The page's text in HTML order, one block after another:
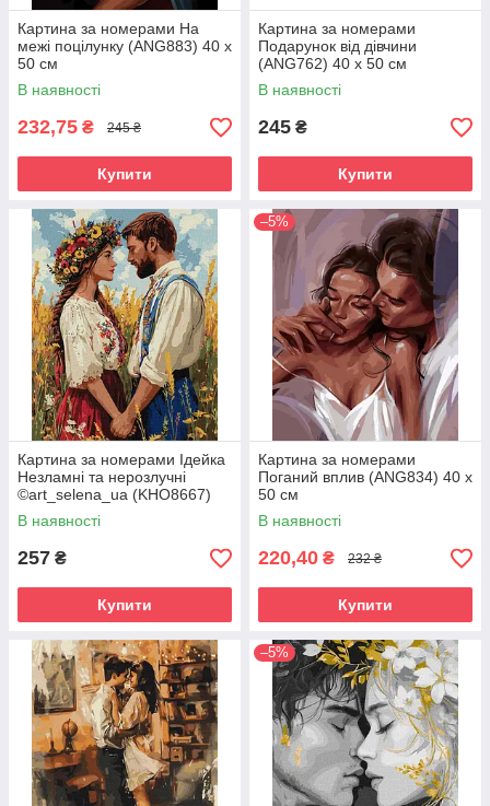
Картина за номерами На
межі поцілунку (ANG883) 40 х
50 см
В наявності
232,75 ₴ 245 ₴
Купити
Картина за номерами
Подарунок від дівчини
(ANG762) 40 х 50 см
В наявності
245 ₴
Купити
Картина за номерами Ідейка
Незламні та нерозлучні
©art_selena_ua (KHO8667)
40 х 50 см
В наявності
257 ₴
Купити
–5%
Картина за номерами
Поганий вплив (ANG834) 40 х
50 см
В наявності
220,40 ₴ 232 ₴
Купити
–5%